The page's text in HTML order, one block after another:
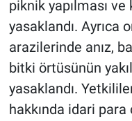
piknik yapılması
yasaklandı. Ayrıca
arazilerinde anız,
bitki örtüsünün
yasaklandı.
hakkında idari para